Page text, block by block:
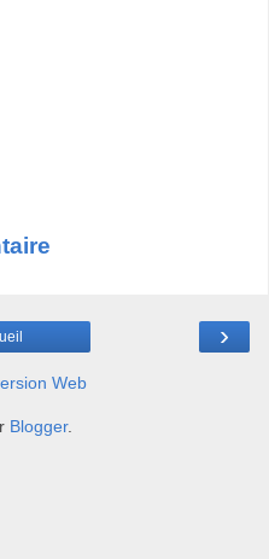
›
Web
Blogger.